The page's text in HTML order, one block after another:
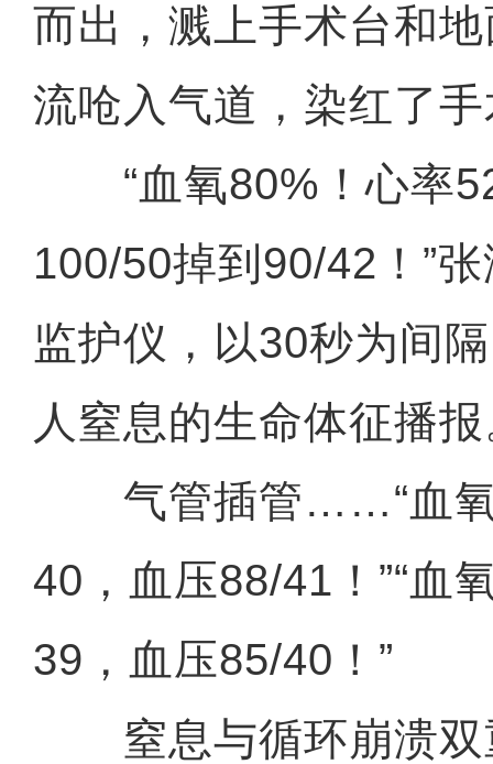
而出，溅上手术台和
流呛入气道，染红了
“血氧80%！心率
100/50掉到90/42！”
监护仪，以30秒为间
人窒息的生命体征播
气管插管……“血氧
40，血压88/41！”“血
39，血压85/40！”
窒息与循环崩溃双